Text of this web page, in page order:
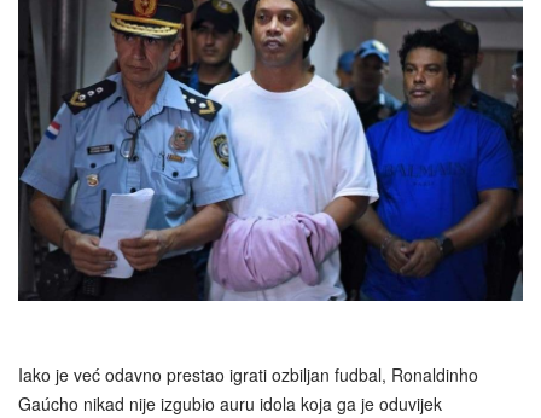
Iako je već odavno prestao igrati ozbiljan fudbal, Ronaldinho
Gaúcho nikad nije izgubio auru idola koja ga je oduvijek